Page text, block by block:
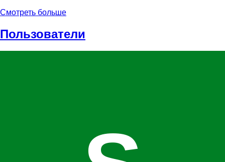
Смотреть больше
Пользователи